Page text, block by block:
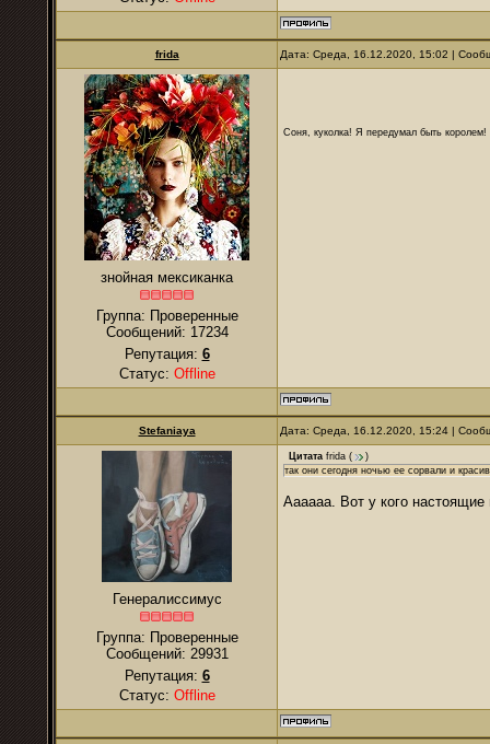
frida Дата: Среда, 16.12.2020, 15:02 |
знойная мексиканка
Группа: Проверенные
Сообщений: 17234
Репутация: 6
Статус: Offline
Соня, куколка! Я передумал быть
Stefaniaya Дата: Среда, 16.12.2020, 15:24 |
Генералиссимус
Группа: Проверенные
Сообщений: 29931
Репутация: 6
Статус: Offline
Цитата frida (
)
так они сегодня ночью ее сорвали и
Аааааа. Вот у кого настоящие